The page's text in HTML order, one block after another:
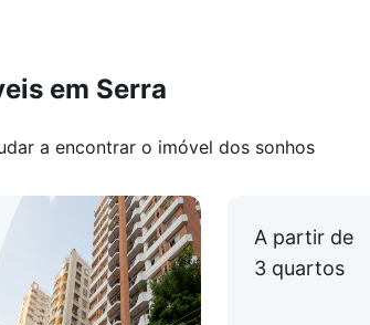
em Serra
a encontrar o imóvel dos sonhos
A partir de
3 quartos